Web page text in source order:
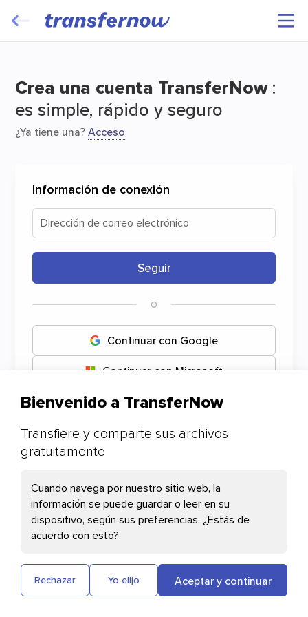
forma gratuita
Inicio
Crea una cuenta TransferNow:
es simple, rápido y seguro
¿Ya tiene una? Acceso
Información de conexión
Dirección de correo electrónico
Seguir
Continuar con Google
Continuar con Microsoft
Continuar con Apple
Bienvenido a TransferNow
Transfiere y comparte sus archivos
gratuitamente
Cuando navega por nuestro sitio web, la
información se puede guardar o leer en su
dispositivo, según sus preferencias. ¿Estás de
acuerdo con esto?
Rechazar Yo elijo Aceptar y continuar
Sus preferencias de cookies
Las cookies necesarias
de páginas y la autenticación de usuarios